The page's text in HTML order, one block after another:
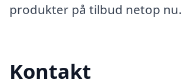
produkter på tilbud netop nu.
Kontakt